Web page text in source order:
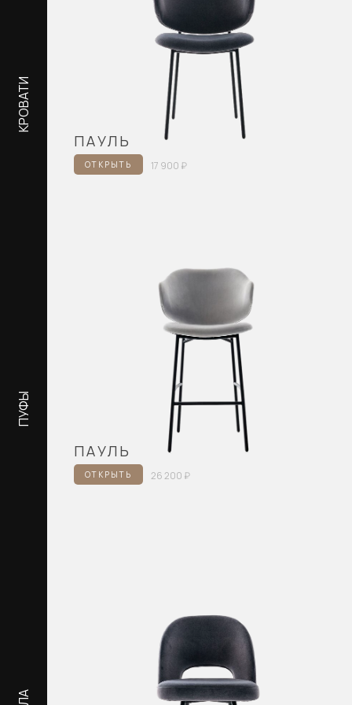
ПУФЫ
КРОВАТИ
ПУФЫ
КРОВАТИ
ПАУЛЬ
ОТКРЫТЬ 17 900 ₽
ПАУЛЬ
ОТКРЫТЬ 26 200 ₽